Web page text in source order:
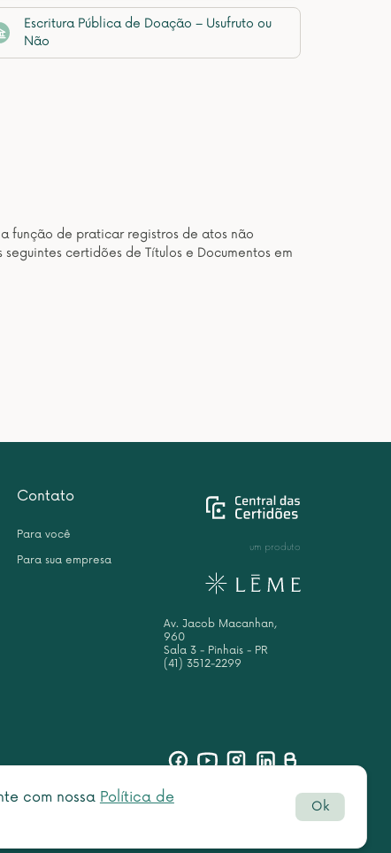
Escritura Pública de Doação – Usufruto ou
Não
função de praticar registros de atos não
certidões de Títulos e Documentos em
com nossa Política de
Ok
Contato
Para você
Para sua empresa
um produto
Av. Jacob Macanhan,
960
Sala 3 - Pinhais - PR
(41) 3512-2299
Botão